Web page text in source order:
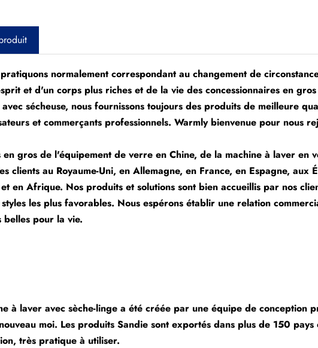
normalement correspondant au changement de
et d'un corps plus riches et de la vie des concessionnaires en
sécheuse, nous fournissons toujours des produits de meilleure
et commerçants professionnels. Warmly bienvenue pour nous
en gros de l'équipement de verre en Chine, de la machine à laver en
clients au Royaume-Uni, en Allemagne, en France, en Espagne, aux
en Afrique. Nos produits et solutions sont bien accueillis par nos
les plus favorables. Nous espérons établir une relation
belles pour la vie.
à laver avec sèche-linge a été créée par une équipe de conception
moi. Les produits Sandie sont exportés dans plus de 150
très pratique à utiliser.